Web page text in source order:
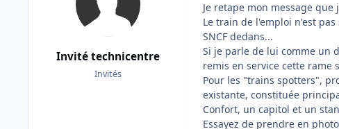
Invité technicentre
Invités
Je retape mon message
Le train de l'emploi n'est
SNCF dedans...
Si je parle de lui comme un
remis en service cette rame
Pour les "trains spotters",
existante, constituée
Confort, un capitol et un
Essayez de prendre en